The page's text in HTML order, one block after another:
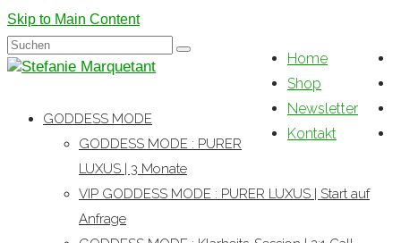
Skip to Main Content
Home
Shop
Newsletter
Kontakt
Suchen
nach:
GODDESS MODE
GODDESS MODE : PURER
LUXUS | 3 Monate
VIP GODDESS MODE : PURER LUXUS | Start auf
Anfrage